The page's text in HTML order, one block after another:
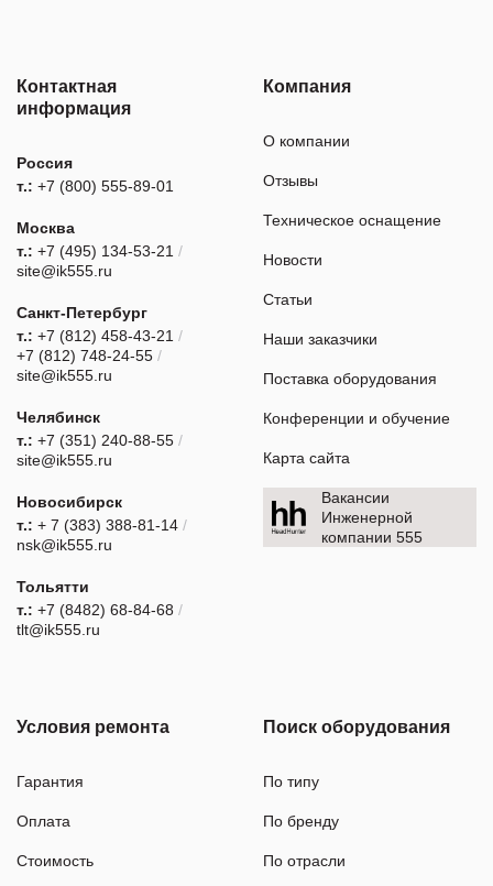
Контактная
информация
Россия
т.: +7 (800) 555-89-01
Москва
т.: +7 (495) 134-53-21 /
site@ik555.ru
Санкт-Петербург
т.: +7 (812) 458-43-21 /
+7 (812) 748-24-55 /
site@ik555.ru
Челябинск
т.: +7 (351) 240-88-55 /
site@ik555.ru
Новосибирск
т.: + 7 (383) 388-81-14 /
nsk@ik555.ru
Тольятти
т.: +7 (8482) 68-84-68 /
tlt@ik555.ru
Компания
О компании
Отзывы
Техническое оснащение
Новости
Статьи
Наши заказчики
Поставка оборудования
Конференции и обучение
Карта сайта
Вакансии
Инженерной
компании 555
Условия ремонта
Гарантия
Оплата
Стоимость
Поиск оборудования
По типу
По бренду
По отрасли